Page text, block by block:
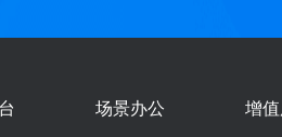
场景办公 增